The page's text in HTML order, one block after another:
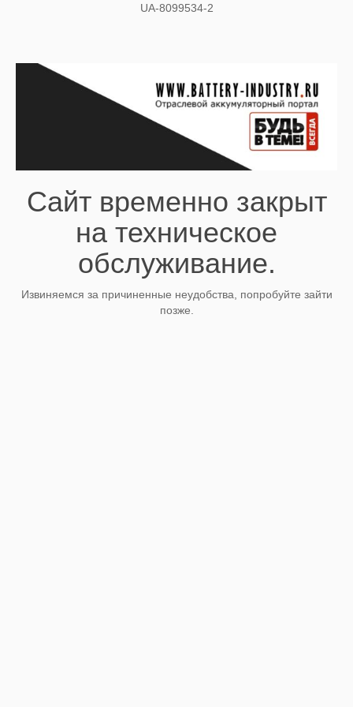
UA-8099534-2
Сайт временно закрыт
на техническое
обслуживание.
Извиняемся за причиненные неудобства, попробуйте зайти
позже.